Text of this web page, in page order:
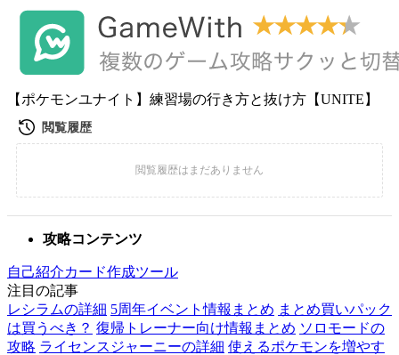
【ポケモンユナイト】練習場の行き方と抜け方【UNITE】
攻略コンテンツ
自己紹介カード作成ツール
注目の記事
レシラムの詳細 5周年イベント情報まとめ まとめ買いパック
は買うべき？ 復帰トレーナー向け情報まとめ ソロモードの
攻略 ライセンスジャーニーの詳細 使えるポケモンを増やす